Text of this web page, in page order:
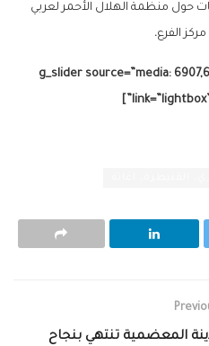
حول منظمة الهلال الأحمر لعربي
.
[g_slider source=”media:
المعضمية تنتهي بنجاح